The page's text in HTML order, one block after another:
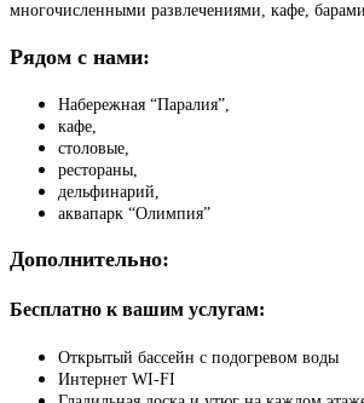
многочисленными развлечениями, кафе,
Рядом с нами:
Набережная “Паралия”,
кафе,
столовые,
рестораны,
дельфинарий,
аквапарк “Олимпия”
Дополнительно:
Бесплатно к вашим услугам:
Открытый бассейн c подогревом воды
Интернет WI-FI